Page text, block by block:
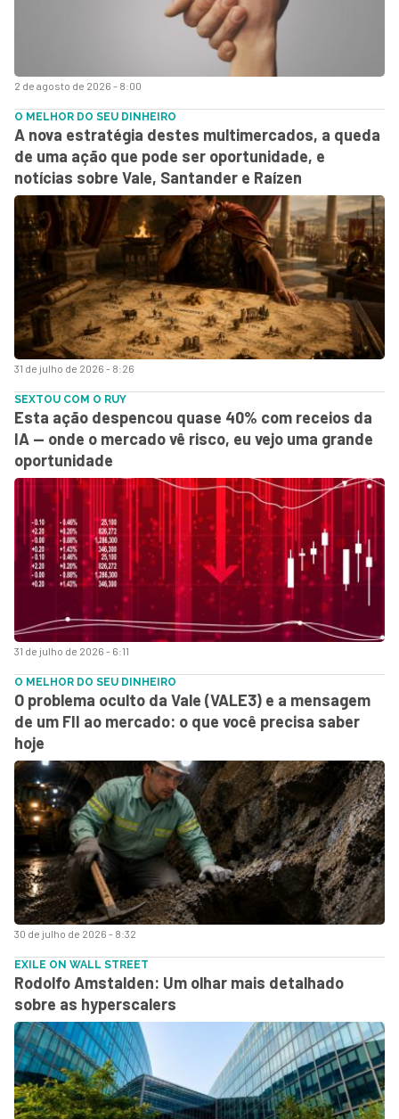
2 de agosto de 2026 - 8:00
31 de julho de 2026 - 8:26
O MELHOR DO SEU DINHEIRO
A nova estratégia destes multimercados, a queda
de uma ação que pode ser oportunidade, e
notícias sobre Vale, Santander e Raízen
31 de julho de 2026 - 6:11
SEXTOU COM O RUY
Esta ação despencou quase 40% com receios da
IA — onde o mercado vê risco, eu vejo uma grande
oportunidade
30 de julho de 2026 - 8:32
O MELHOR DO SEU DINHEIRO
O problema oculto da Vale (VALE3) e a mensagem
de um FII ao mercado: o que você precisa saber
hoje
EXILE ON WALL STREET
Rodolfo Amstalden: Um olhar mais detalhado
sobre as hyperscalers